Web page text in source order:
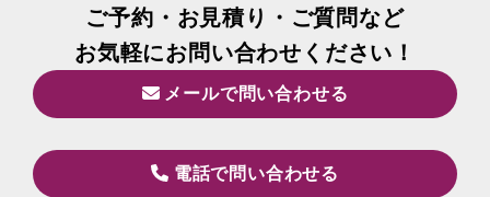
ご予約・お見積り・ご質問など
お気軽にお問い合わせください！
メールで問い合わせる
電話で問い合わせる